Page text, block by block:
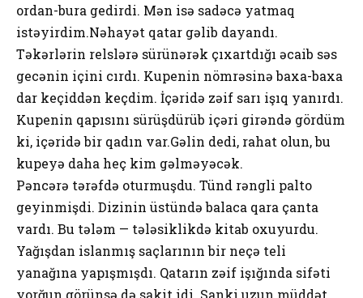
ordan-bura gedirdi. Mən isə sadəcə yatmaq
istəyirdim.Nəhayət qatar gəlib dayandı.
Təkərlərin relslərə sürünərək çıxartdığı əcaib səs
gecənin içini cırdı. Kupenin nömrəsinə baxa-baxa
dar keçiddən keçdim. İçəridə zəif sarı işıq yanırdı.
Kupenin qapısını sürüşdürüb içəri girəndə gördüm
ki, içəridə bir qadın var.Gəlin dedi, rahat olun, bu
kupeyə daha heç kim gəlməyəcək.
Pəncərə tərəfdə oturmuşdu. Tünd rəngli palto
geyinmişdi. Dizinin üstündə balaca qara çanta
vardı. Bu tələm — tələsiklikdə kitab oxuyurdu.
Yağışdan islanmış saçlarının bir neçə teli
yanağına yapışmışdı. Qatarın zəif işığında sifəti
yorğun görünsə də sakit idi. Sanki uzun müddət